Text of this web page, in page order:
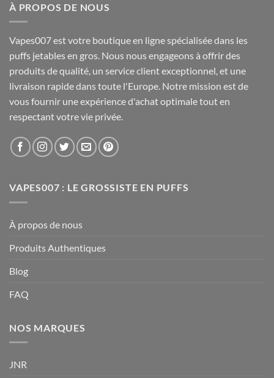
À PROPOS DE NOUS
Vapes007 est votre boutique en ligne spécialisée dans les
puffs jetables en gros. Nous nous engageons à offrir des
produits de qualité, un service client exceptionnel, et une
livraison rapide dans toute l'Europe. Notre mission est de
vous fournir une expérience d'achat optimale tout en
respectant votre vie privée.
VAPES007 : LE GROSSISTE EN PUFFS
À propos de nous
Produits Authentiques
Blog
FAQ
NOS MARQUES
JNR